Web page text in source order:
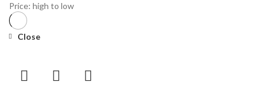
Price: high to low
Close